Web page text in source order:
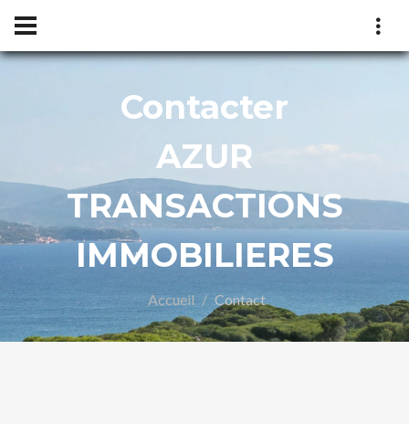
Contacter
AZUR
TRANSACTIONS
IMMOBILIERES
Accueil Contact